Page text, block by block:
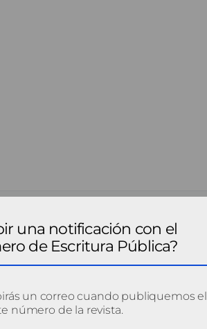
una notificación con el
de Escritura Pública?
un correo cuando publiquemos el
número de la revista.